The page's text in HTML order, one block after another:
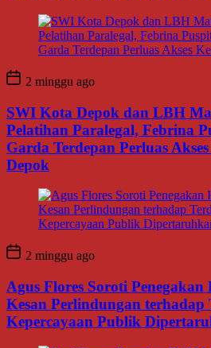
2 minggu ago
SWI Kota Depok dan LBH
Pelatihan Paralegal, Febrina
Garda Terdepan Perluas
Depok
2 minggu ago
Agus Flores Soroti
Kesan Perlindungan terhadap
Kepercayaan Publik